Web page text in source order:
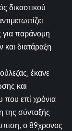
δικαστικού
για παράνομη
διατάραξη
έκανε
και
που επί χρόνια
της σύνταξής
ο 89χρονος